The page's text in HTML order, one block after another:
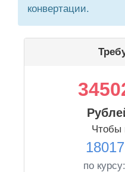
конвертации.
Чтобы
по курсу: